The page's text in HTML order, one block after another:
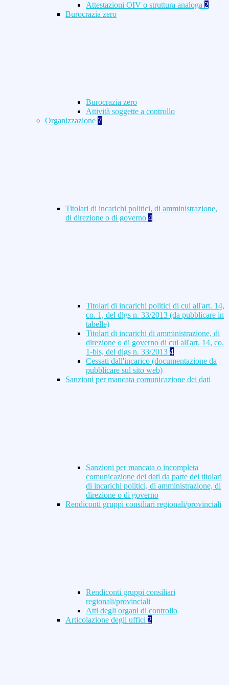
Attestazioni OIV o struttura analoga 2
Burocrazia zero
Burocrazia zero
Attività soggette a controllo
Organizzazione 7
Titolari di incarichi politici, di amministrazione,
di direzione o di governo 4
Titolari di incarichi politici di cui all'art. 14,
co. 1, del dlgs n. 33/2013 (da pubblicare in
tabelle)
Titolari di incarichi di amministrazione, di
direzione o di governo di cui all'art. 14, co.
1-bis, del dlgs n. 33/2013 4
Cessati dall'incarico (documentazione da
pubblicare sul sito web)
Sanzioni per mancata comunicazione dei dati
Sanzioni per mancata o incompleta
comunicazione dei dati da parte dei titolari
di incarichi politici, di amministrazione, di
direzione o di governo
Rendiconti gruppi consiliari regionali/provinciali
Rendiconti gruppi consiliari
regionali/provinciali
Atti degli organi di controllo
Articolazione degli uffici 2